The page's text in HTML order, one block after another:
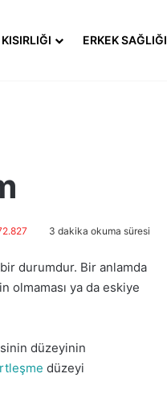
ERKEK SAĞLIĞI
3 dakika okuma süresi
bir durumdur. Bir anlamda
olmaması ya da eskiye
düzeyinin
düzeyi